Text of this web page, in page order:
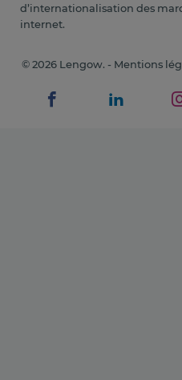
d’internationalisation des
internet.
© 2026 Lengow. - Mentions